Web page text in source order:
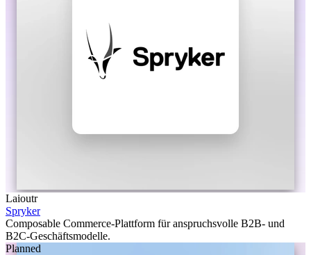
Laioutr
Spryker
Composable Commerce-Plattform für anspruchsvolle B2B- und
B2C-Geschäftsmodelle.
Planned